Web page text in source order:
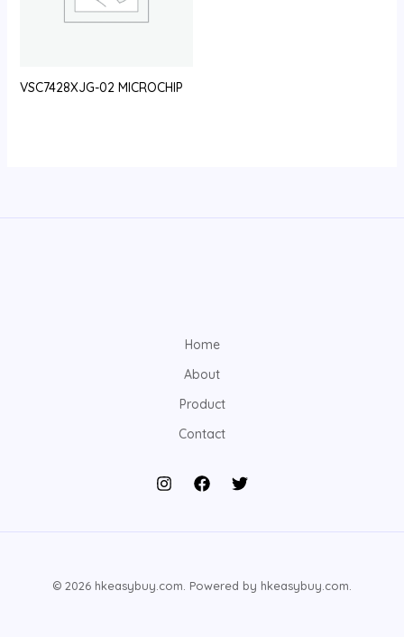
VSC7428XJG-02 MICROCHIP
Home
About
Product
Contact
© 2026 hkeasybuy.com. Powered by hkeasybuy.com.